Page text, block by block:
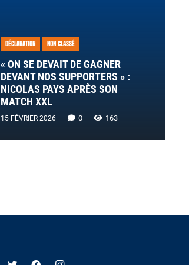
DÉCLARATION NON CLASSÉ
« ON SE DEVAIT DE GAGNER
DEVANT NOS SUPPORTERS » :
NICOLAS PAYS APRÈS SON
MATCH XXL
15 FÉVRIER 2026 0 163